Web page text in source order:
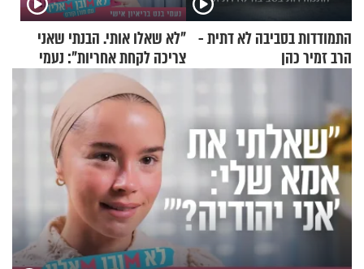
התמודדות בסביבה לא דתית -
הרב זמיר כהן
"לא שאלו אותי. הבנתי שאני
צריכה לקחת אחריות": נעמי
בנט בריאיון אישי